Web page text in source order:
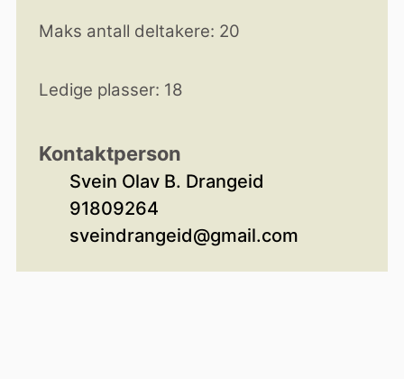
Maks antall deltakere: 20
Ledige plasser: 18
Kontaktperson
Svein Olav B. Drangeid
91809264
sveindrangeid@gmail.com